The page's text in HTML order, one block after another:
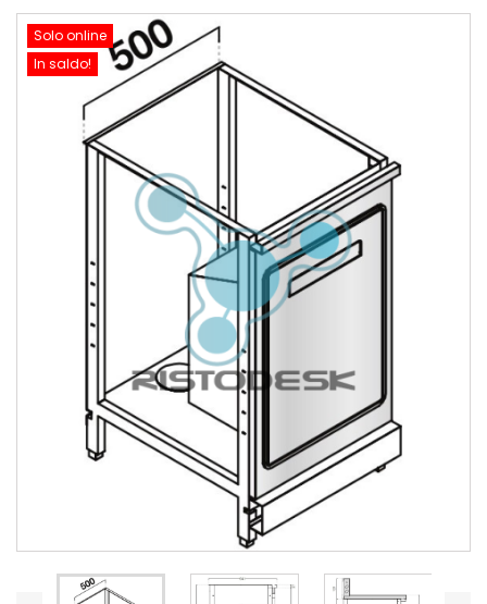
Solo online
In saldo!